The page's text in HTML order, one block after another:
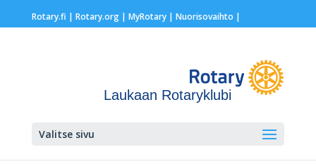
Rotary.fi | Rotary.org| MyRotary | Nuorisovaihto |
Laukaan Rotaryklubi
Valitse sivu